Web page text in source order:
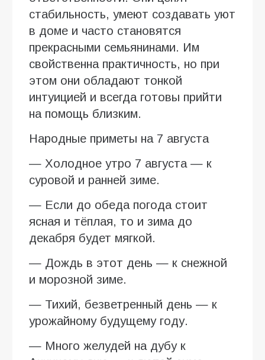
стабильность, умеют создавать уют
в доме и часто становятся
прекрасными семьянинами. Им
свойственна практичность, но при
этом они обладают тонкой
интуицией и всегда готовы прийти
на помощь близким.
Народные приметы на 7 августа
— Холодное утро 7 августа — к
суровой и ранней зиме.
— Если до обеда погода стоит
ясная и тёплая, то и зима до
декабря будет мягкой.
— Дождь в этот день — к снежной
и морозной зиме.
— Тихий, безветренный день — к
урожайному будущему году.
— Много желудей на дубу к